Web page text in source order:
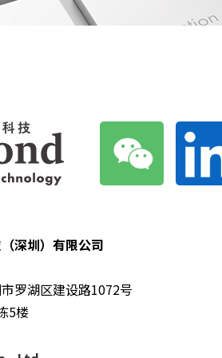
深圳）有限公司
罗湖区建设路1072号
5楼